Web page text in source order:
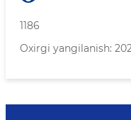
1186
Oxirgi yangilanish: